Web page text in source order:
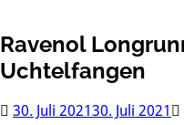
Ravenol
Uchtelfangen
30. Juli 202130. Juli 2021